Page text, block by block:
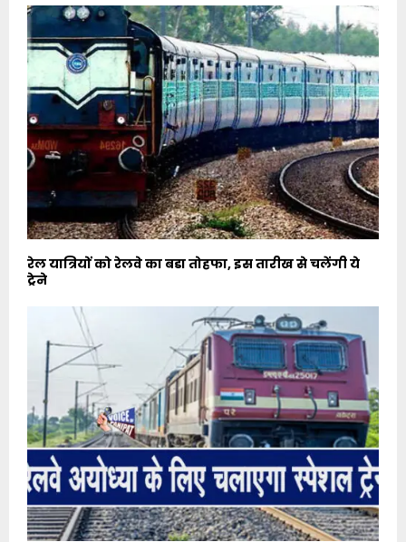
रेल यात्रियों को रेलवे का बडा तोहफा, इस तारीख से चलेंगी ये
ट्रेने